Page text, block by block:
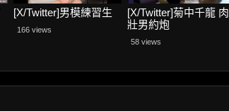
[X/Twitter]男模練習生
166 views
[X/Twitter]菊中千龍 肉
壯男約炮
58 views